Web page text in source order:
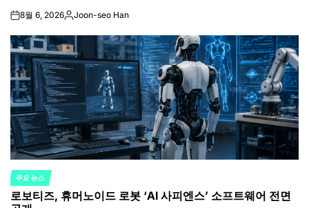
on8월 6, 2026Posted
Joon-seo Han
POSTED
IN
주요 뉴스
로보티즈, 휴머노이드 로봇 ‘AI 사피엔스’ 소프트웨어 전면